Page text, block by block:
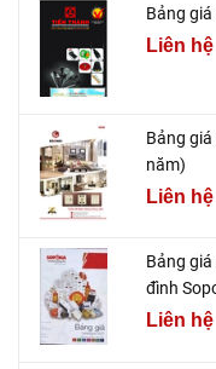
Bảng
Liên hệ
Bảng
năm)
Liên hệ
Bảng
đình
Liên hệ